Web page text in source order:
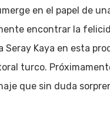
en el papel de
encontrar la
Kaya en esta
turco.
que sin duda